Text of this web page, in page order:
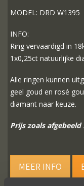
MODEL: DRD W1395
INFO:
Ring vervaardigd in
1x0,25ct natuurlijke
Alle ringen kunnen
geel goud en rosé
diamant naar keuze.
Prijs zoals afgebeeld
MEER INFO